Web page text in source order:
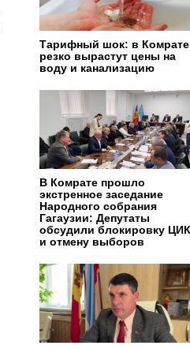
Тарифный шок: в Комрате
резко вырастут цены на
воду и канализацию
В Комрате прошло
экстренное заседание
Народного собрания
Гагаузии: Депутаты
обсудили блокировку ЦИК
и отмену выборов